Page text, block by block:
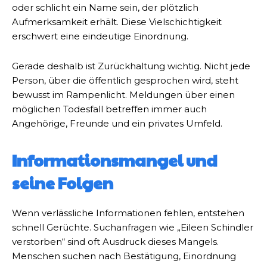
oder schlicht ein Name sein, der plötzlich
Aufmerksamkeit erhält. Diese Vielschichtigkeit
erschwert eine eindeutige Einordnung.
Gerade deshalb ist Zurückhaltung wichtig. Nicht jede
Person, über die öffentlich gesprochen wird, steht
bewusst im Rampenlicht. Meldungen über einen
möglichen Todesfall betreffen immer auch
Angehörige, Freunde und ein privates Umfeld.
Informationsmangel und
seine Folgen
Wenn verlässliche Informationen fehlen, entstehen
schnell Gerüchte. Suchanfragen wie „Eileen Schindler
verstorben“ sind oft Ausdruck dieses Mangels.
Menschen suchen nach Bestätigung, Einordnung